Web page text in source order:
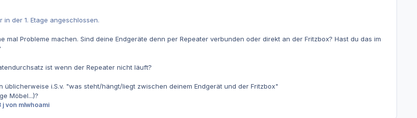
der 1. Etage angeschlossen.
mal Probleme machen. Sind deine Endgeräte denn per Repeater verbunden oder direkt an der Fritzbox? Hast du das im
ist wenn der Repeater nicht läuft?
üblicherweise i.S.v. "was steht/hängt/liegt zwischen deinem Endgerät und der Fritzbox"
Möbel...)?
jvon mlwhoami